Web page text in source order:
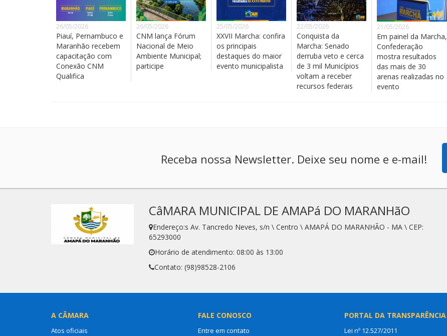
26/05/2026
Piauí, Pernambuco e
Maranhão recebem
capacitação com
Conexão CNM
Qualifica
26/05/2026
CNM lança Fórum
Nacional de Meio
Ambiente Municipal;
participe
25/05/2026
XXVII Marcha: confira
os principais
destaques do maior
evento municipalista
22/05/2026
Conquista da
Marcha: Senado
derruba veto e cerca
de 3 mil Municípios
voltam a receber
recursos federais
21/05/2026
Em painel da Marcha,
Confederação
mostra resultados
das mais de 30
arenas realizadas no
evento
Receba nossa Newsletter. Deixe seu nome e e-mail!
CâMARA MUNICIPAL DE AMAPá DO MARANHãO
Endereço:s Av. Tancredo Neves, s/n \ Centro \ AMAPÁ DO MARANHÃO - MA \ CEP:
65293000
Horário de atendimento: 08:00 às 13:00
Contato: (98)98528-2106
A CÂMARA
Atos oficiais
FALE CONOSCO
Entre em contato
PORTAL DA TRANSPARÊNCIA
Lei nº 12.527/2011